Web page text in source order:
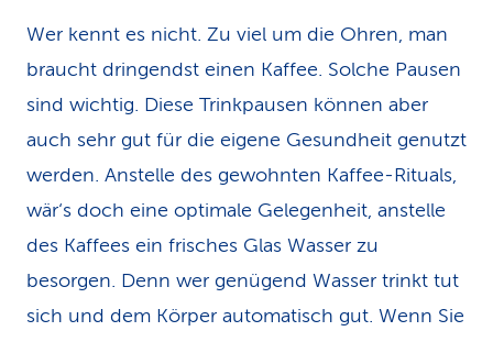
Wer kennt es nicht. Zu viel um die Ohren, man
braucht dringendst einen Kaffee. Solche Pausen
sind wichtig. Diese Trinkpausen können aber
auch sehr gut für die eigene Gesundheit genutzt
werden. Anstelle des gewohnten Kaffee-Rituals,
wär‘s doch eine optimale Gelegenheit, anstelle
des Kaffees ein frisches Glas Wasser zu
besorgen. Denn wer genügend Wasser trinkt tut
sich und dem Körper automatisch gut. Wenn Sie